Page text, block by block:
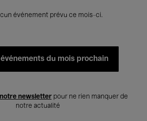
événement prévu ce mois-ci.
événements du mois prochain
newsletterpour ne rien manquer de
notre actualité